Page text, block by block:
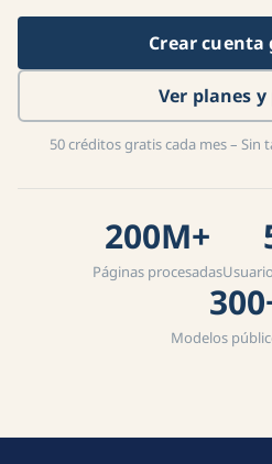
Crear cuenta
Ver planes
200M+
Páginas procesadas